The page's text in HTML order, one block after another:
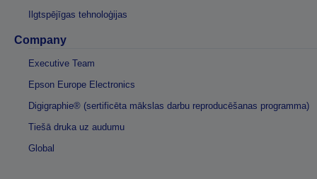
Ilgtspējīgas tehnoloģijas
Company
Executive Team
Epson Europe Electronics
Digigraphie® (sertificēta mākslas darbu reproducēšanas programma)
Tiešā druka uz audumu
Global